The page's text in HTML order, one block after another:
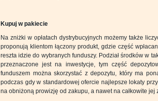
Kupuj w pakiecie
Na zniżki w opłatach dystrybucyjnych możemy także
proponują klientom łączony produkt, gdzie część
reszta idzie do wybranych funduszy. Podział środków w
przeznaczone jest na inwestycje, tym część
funduszem można skorzystać z depozytu, który ma
podczas gdy w standardowej ofercie najlepsze lokaty
na obniżoną prowizję od zakupu, a nawet na całkowite jej